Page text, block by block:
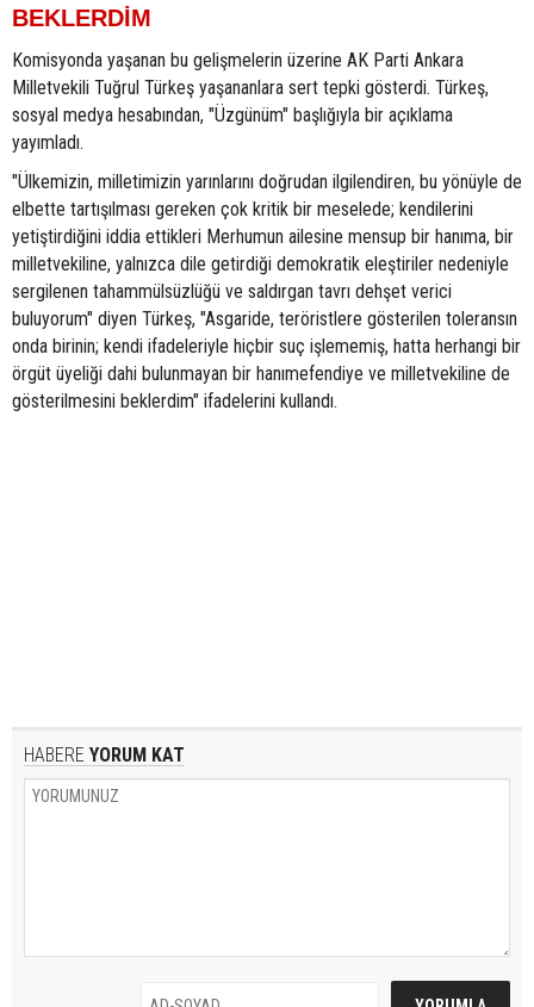
BEKLERDİM
Komisyonda yaşanan bu gelişmelerin üzerine AK Parti Ankara
Milletvekili Tuğrul Türkeş yaşananlara sert tepki gösterdi. Türkeş,
sosyal medya hesabından, "Üzgünüm" başlığıyla bir açıklama
yayımladı.
"Ülkemizin, milletimizin yarınlarını doğrudan ilgilendiren, bu yönüyle de
elbette tartışılması gereken çok kritik bir meselede; kendilerini
yetiştirdiğini iddia ettikleri Merhumun ailesine mensup bir hanıma, bir
milletvekiline, yalnızca dile getirdiği demokratik eleştiriler nedeniyle
sergilenen tahammülsüzlüğü ve saldırgan tavrı dehşet verici
buluyorum" diyen Türkeş, "Asgaride, teröristlere gösterilen toleransın
onda birinin; kendi ifadeleriyle hiçbir suç işlememiş, hatta herhangi bir
örgüt üyeliği dahi bulunmayan bir hanımefendiye ve milletvekiline de
gösterilmesini beklerdim" ifadelerini kullandı.
HABERE YORUM KAT